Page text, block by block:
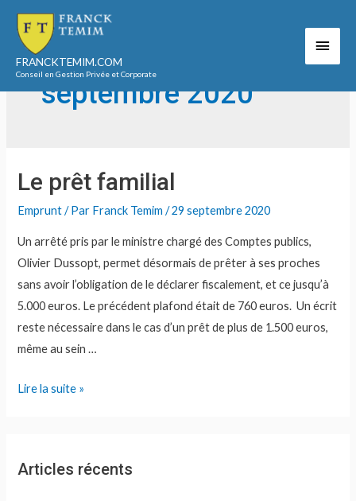
Aller
contenu
FRANCKTEMIM.COM
Conseil en Gestion Privée et Corporate
Accueil 2020
septembre 2020
Le prêt familial
Emprunt/ Par Franck Temim /29 septembre 2020
Un arrêté pris par le ministre chargé des Comptes publics,
Olivier Dussopt, permet désormais de prêter à ses proches
sans avoir l’obligation de le déclarer fiscalement, et ce jusqu’à
5.000 euros. Le précédent plafond était de 760 euros. Un écrit
reste nécessaire dans le cas d’un prêt de plus de 1.500 euros,
même au sein …
Le
Lire la suite »
Articles récents